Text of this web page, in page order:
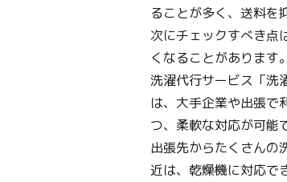
ることが多く、送料を
次にチェックすべき点
くなることがあります
洗濯代行サービス「洗
は、大手企業や出張で
つ、柔軟な対応が可能
出張先からたくさんの
近は、乾燥機に対応で